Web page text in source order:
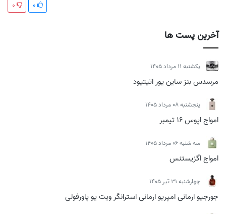
آخرین پست ها
يكشنبه 11 مرداد 1405
مرسدس بنز ساین یور اتیتیود
پنجشنبه 08 مرداد 1405
امواج اپوس 16 تیمبر
سه شنبه 06 مرداد 1405
امواج اگزیستنس
چهارشنبه 31 تیر 1405
جورجیو ارمانی امپریو ارمانی استرانگر ویت یو پاورفولی